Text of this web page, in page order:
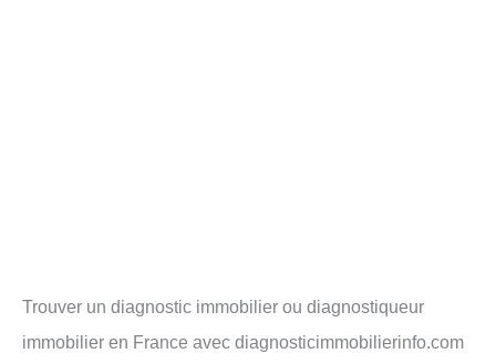
Trouver un diagnostic immobilier ou diagnostiqueur
immobilier en France avec diagnosticimmobilierinfo.com